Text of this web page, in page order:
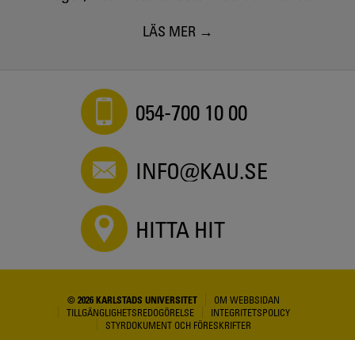
LÄS MER
054-700 10 00
INFO@KAU.SE
HITTA HIT
© 2026 KARLSTADS UNIVERSITET
OM WEBBSIDAN
TILLGÄNGLIGHETSREDOGÖRELSE
INTEGRITETSPOLICY
STYRDOKUMENT OCH FÖRESKRIFTER